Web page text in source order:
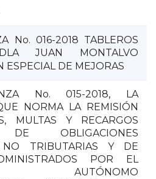
No. 016-2018 TABLEROS
JUAN MONTALVO
ESPECIAL DE MEJORAS
No. 015-2018, LA
NORMA LA REMISIÓN
MULTAS Y RECARGOS
DE OBLIGACIONES
NO TRIBUTARIAS Y DE
POR EL
AUTÓNOMO